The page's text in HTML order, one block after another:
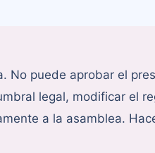
No puede aprobar el
legal, modificar el
a la asamblea.